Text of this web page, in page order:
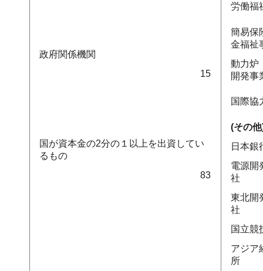
政府関係機関
15
国が資本金の2分の１以上を出資してい
るもの
83
労働福
簡易保
金福祉
動力炉
開発事
国際協
(その
日本銀
電源開
社
東北開
社
国立競
アジア
所